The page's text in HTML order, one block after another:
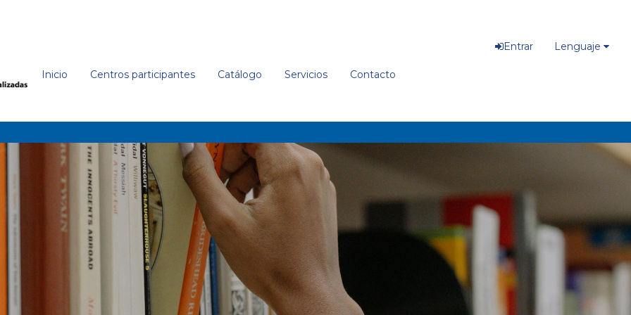
Inicio Centros participantes Catálogo Servicios Contacto
Entrar Lenguaje